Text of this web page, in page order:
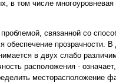
в том числе многоуровневая
связанной со
обеспечение прозрачности. В
в двух слабо
расположения -
месторасположение